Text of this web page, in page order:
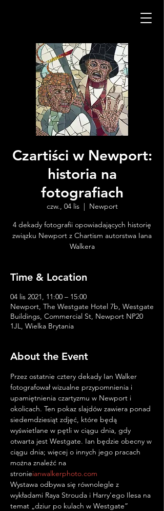
Czartiści w Newport:
historia na
fotografiach
czw., 04 lis
  |
Newport
4 dekady fotografii opowiadających historię
związku Newport z Chartism autorstwa Iana
Walkera
Time & Location
04 lis 2021, 11:00 – 15:00
Newport, The Westgate Hotel 7b, Westgate
Buildings, Commercial St, Newport NP20
1JL, Wielka Brytania
About the Event
Przez ostatnie cztery dekady Ian Walker
fotografował wizualne przypomnienia i
upamiętnienia czartyzmu w Newport i
okolicach. Ten pokaz slajdów zawiera ponad
siedemdziesiąt zdjęć, które będą
wyświetlane w pętli w ciągu dnia, gdy
otwarta jest Westgate. Ian będzie obecny w
ciągu dnia; więcej o innych jego pracach
można znaleźć na
stronieianwalkerphoto.com
Wystawa odbywa się równolegle z
wykładami Raya Strouda i Harry'ego Ilesa na
temat „dziur po kulach w Westgate”